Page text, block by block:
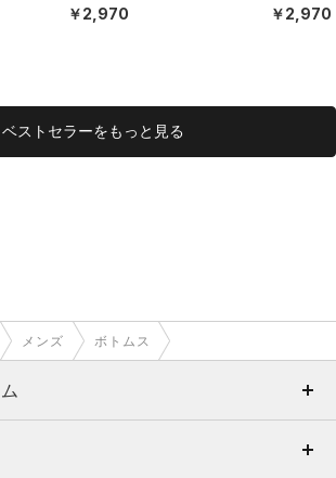
ダーウェア（トレーニン
￥2,970
ダーウェ
￥2,970
ベストセラーをもっと見る
メンズ ボトムス